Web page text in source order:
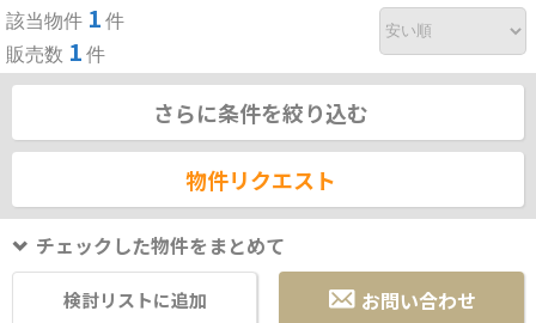
該当物件 1 件
販売数 1 件
さらに条件を絞り込む
物件リクエスト
チェックした物件をまとめて
検討リストに追加 お問い合わせ